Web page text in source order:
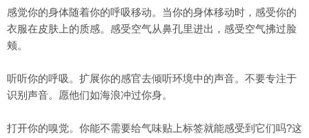
感觉你的身体随着你的呼吸移动。当你的身体移动时，感受你的
衣服在皮肤上的质感。感受空气从鼻孔里进出，感受空气拂过脸
颊。
听听你的呼吸。扩展你的感官去倾听环境中的声音。不要专注于
识别声音。愿他们如海浪冲过你身。
打开你的嗅觉。你能不需要给气味贴上标签就能感受到它们吗?这